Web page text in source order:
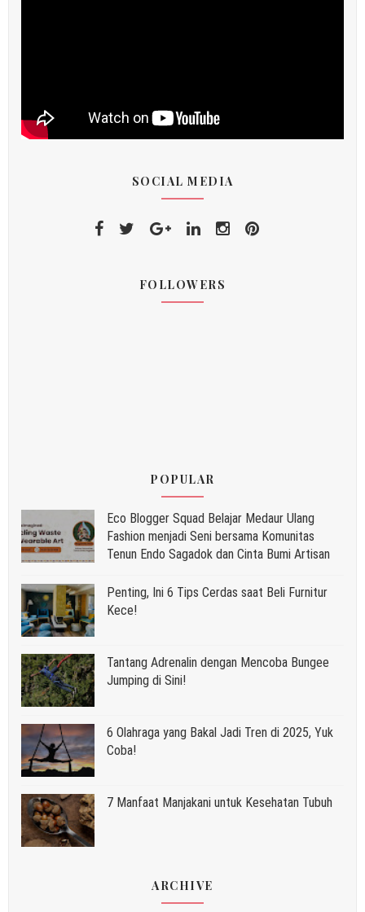
SOCIAL MEDIA
FOLLOWERS
POPULAR
Eco Blogger Squad Belajar Medaur Ulang
Fashion menjadi Seni bersama Komunitas
Tenun Endo Sagadok dan Cinta Bumi Artisan
Penting, Ini 6 Tips Cerdas saat Beli Furnitur
Kece!
Tantang Adrenalin dengan Mencoba Bungee
Jumping di Sini!
6 Olahraga yang Bakal Jadi Tren di 2025, Yuk
Coba!
7 Manfaat Manjakani untuk Kesehatan Tubuh
ARCHIVE